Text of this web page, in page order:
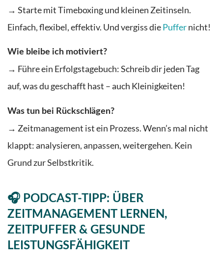
→ Starte mit Timeboxing und kleinen Zeitinseln.
Einfach, flexibel, effektiv. Und vergiss diePuffernicht!
Wie bleibe ich motiviert?
→ Führe ein Erfolgstagebuch: Schreib dir jeden Tag
auf, was du geschafft hast – auch Kleinigkeiten!
Was tun bei Rückschlägen?
→ Zeitmanagement ist ein Prozess. Wenn’s mal nicht
klappt: analysieren, anpassen, weitergehen. Kein
Grund zur Selbstkritik.
🎧 PODCAST-TIPP: ÜBER
ZEITMANAGEMENT LERNEN,
ZEITPUFFER & GESUNDE
LEISTUNGSFÄHIGKEIT